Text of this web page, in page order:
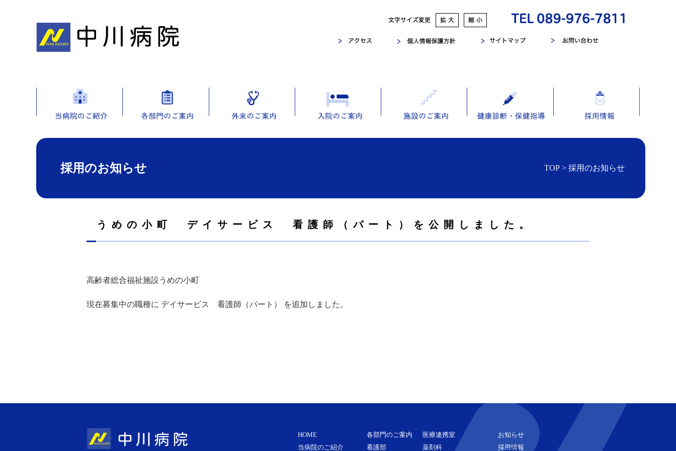
採用のお知らせ TOP > 採用のお知らせ
うめの小町 デイサービス 看護師（パート）を公開しました。
高齢者総合福祉施設うめの小町
現在募集中の職種に デイサービス 看護師（パート） を追加しました。
HOME
当病院のご紹介
各部門のご案内
看護部
医療連携室
薬剤科
お知らせ
採用情報